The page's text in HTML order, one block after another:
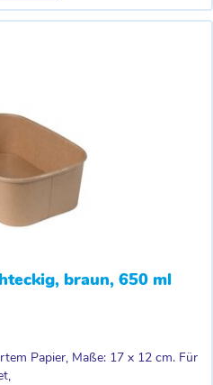
braun, 650 ml
Papier, Maße: 17 x 12 cm. Für